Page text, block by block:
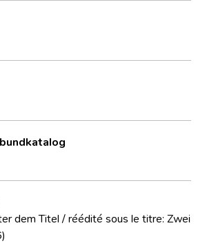
dem Titel / réédité sous le titre: Zwei